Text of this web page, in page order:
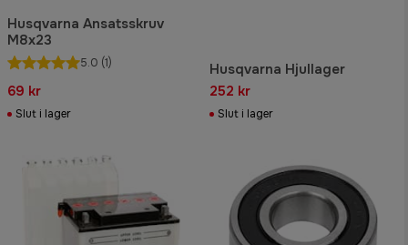
Husqvarna Ansatsskruv
M8x23
5.0 (1)
69 kr
Slut i lager
Husqvarna Hjullager
252 kr
Slut i lager